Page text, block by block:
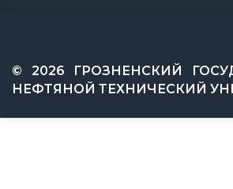
© 2026 ГРОЗНЕНСКИЙ
НЕФТЯНОЙ ТЕХНИЧЕСКИЙ